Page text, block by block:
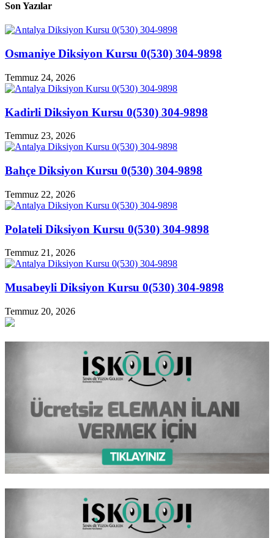
Son Yazılar
Osmaniye Diksiyon Kursu 0(530) 304-9898
Temmuz 24, 2026
Kadirli Diksiyon Kursu 0(530) 304-9898
Temmuz 23, 2026
Bahçe Diksiyon Kursu 0(530) 304-9898
Temmuz 22, 2026
Polateli Diksiyon Kursu 0(530) 304-9898
Temmuz 21, 2026
Musabeyli Diksiyon Kursu 0(530) 304-9898
Temmuz 20, 2026